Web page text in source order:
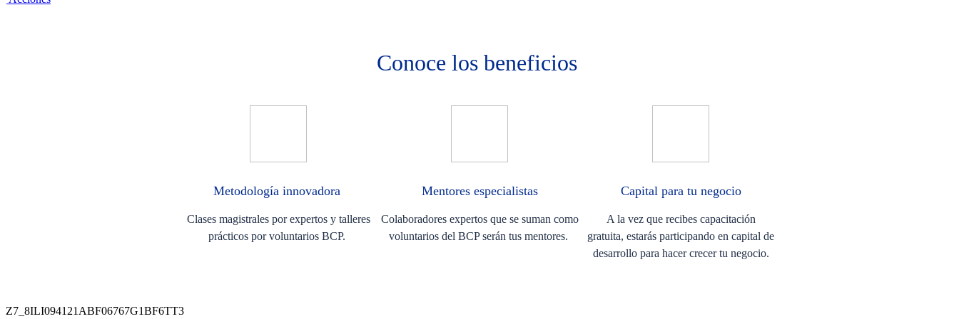
Conoce los beneficios
Metodología innovadora
Clases magistrales por expertos y talleres
prácticos por voluntarios BCP.
Mentores especialistas
Colaboradores expertos que se suman como
voluntarios del BCP serán tus mentores.
Capital para tu negocio
A la vez que recibes capacitación
gratuita, estarás participando en capital de
desarrollo para hacer crecer tu negocio.
Z7_8ILI094121ABF06767G1BF6TT3